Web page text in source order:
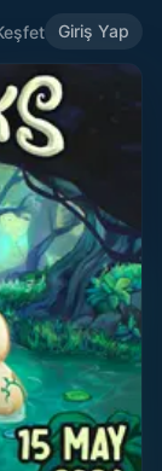
Giriş Yap